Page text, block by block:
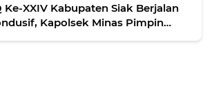
Ke-XXIV Kabupaten Siak Berjalan
Kapolsek Minas Pimpin